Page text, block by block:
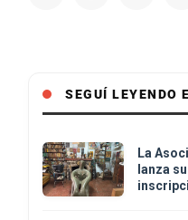
SEGUÍ LEYENDO
La
lanza